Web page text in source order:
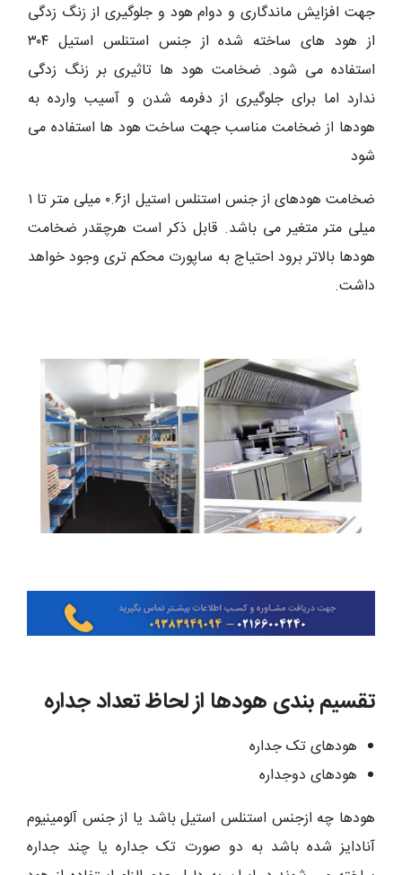
جهت افزایش ماندگاری و دوام هود و جلوگیری از زنگ زدگی
از هود های ساخته شده از جنس استنلس استیل ۳۰۴
استفاده می شود. ضخامت هود ها تاثیری بر زنگ زدگی
ندارد اما برای جلوگیری از دفرمه شدن و آسیب وارده به
هودها از ضخامت مناسب جهت ساخت هود ها استفاده می
شود
ضخامت هودهای از جنس استنلس استیل از۰.۶ میلی متر تا ۱
میلی متر متغیر می باشد. قابل ذکر است هرچقدر ضخامت
هودها بالاتر برود احتیاج به ساپورت محکم تری وجود خواهد
داشت.
تقسیم بندی هودها از لحاظ تعداد جداره
هودهای تک جداره
هودهای دوجداره
هودها چه ازجنس استنلس استیل باشد یا از جنس آلومینیوم
آنادایز شده باشد به دو صورت تک جداره یا چند جداره